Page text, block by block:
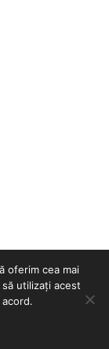
oferim cea mai
utilizați acest